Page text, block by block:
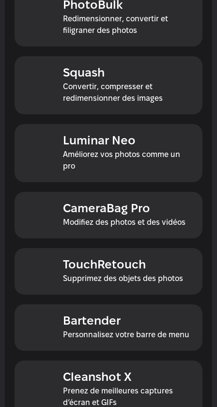
PhotoBulk
Redimensionner, convertir et
filigraner des photos
Squash
Convertir, compresser et
redimensionner des images
Luminar Neo
Améliorez vos photos comme un
pro
CameraBag Pro
Modifiez des photos et des vidéos
TouchRetouch
Supprimez des objets des photos
Bartender
Personnalisez votre barre de menu
Cleanshot X
Prenez de meilleures captures
d’écran et GIFs